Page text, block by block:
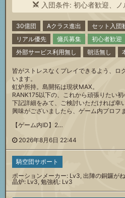
入団条件: 初心者歓迎、
30億団 Aクラス進出 セット入団
リアル優先
傭兵募集 初心者歓迎
外部サービス利用無し
朝活無し
皆がストレスなくプレイできるよう、ロ
います。
虹炉所持。島開拓は現状MAX。
RANK175以下の、これから頑張りたい初
下記詳細をみて、ご検討いただければ幸
興味がございましたら、ゲーム内プロフ
【ゲーム内ID】2…
2026年8月6日 22:44
騎空団サポート
ポーションメーカー: Lv3, 出陣の銅鑼が
晶炉: Lv3, 勉強机: Lv3